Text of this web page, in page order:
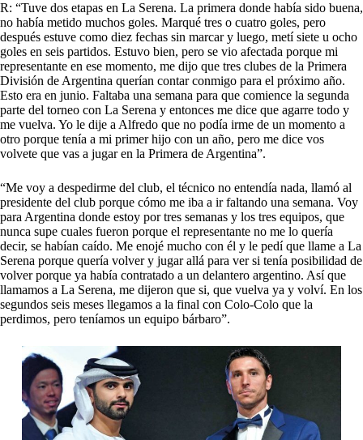
R: “Tuve dos etapas en La Serena. La primera donde había sido buena,
no había metido muchos goles. Marqué tres o cuatro goles, pero
después estuve como diez fechas sin marcar y luego, metí siete u ocho
goles en seis partidos. Estuvo bien, pero se vio afectada porque mi
representante en ese momento, me dijo que tres clubes de la Primera
División de Argentina querían contar conmigo para el próximo año.
Esto era en junio. Faltaba una semana para que comience la segunda
parte del torneo con La Serena y entonces me dice que agarre todo y
me vuelva. Yo le dije a Alfredo que no podía irme de un momento a
otro porque tenía a mi primer hijo con un año, pero me dice vos
volvete que vas a jugar en la Primera de Argentina”.
“Me voy a despedirme del club, el técnico no entendía nada, llamó al
presidente del club porque cómo me iba a ir faltando una semana. Voy
para Argentina donde estoy por tres semanas y los tres equipos, que
nunca supe cuales fueron porque el representante no me lo quería
decir, se habían caído. Me enojé mucho con él y le pedí que llame a La
Serena porque quería volver y jugar allá para ver si tenía posibilidad de
volver porque ya había contratado a un delantero argentino. Así que
llamamos a La Serena, me dijeron que si, que vuelva ya y volví. En los
segundos seis meses llegamos a la final con Colo-Colo que la
perdimos, pero teníamos un equipo bárbaro”.